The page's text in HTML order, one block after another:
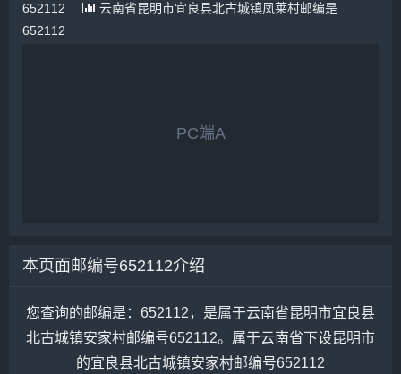
652112
云南省昆明市宜良县北古城镇凤莱村邮编是
652112
PC端A
本页面邮编号652112介绍
您查询的邮编是：652112，是属于云南省昆明市宜良县
北古城镇安家村邮编号652112。属于云南省下设昆明市
的宜良县北古城镇安家村邮编号652112